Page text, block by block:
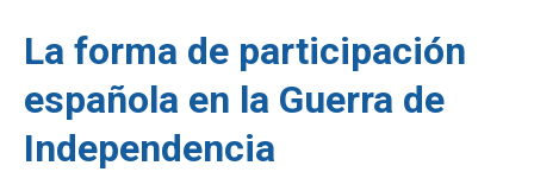
La forma de participación
española en la Guerra de
Independencia